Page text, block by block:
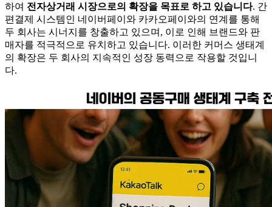
하여 전자상거래 시장으로의 확장을 목표로 하고 있습니다. 간
편결제 시스템인 네이버페이와 카카오페이와의 연계를 통해
두 회사는 시너지를 창출하고 있으며, 이로 인해 브랜드와 판
매자를 적극적으로 유치하고 있습니다. 이러한 커머스 생태계
의 확장은 두 회사의 지속적인 성장 동력으로 작용할 것입니
다.